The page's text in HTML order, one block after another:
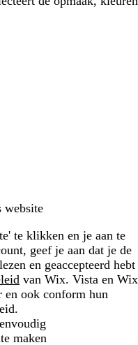
website
te klikken en je aan te
geef je aan dat je de
en geaccepteerd hebt
van Wix. Vista en Wix
en ook conform hun
maken